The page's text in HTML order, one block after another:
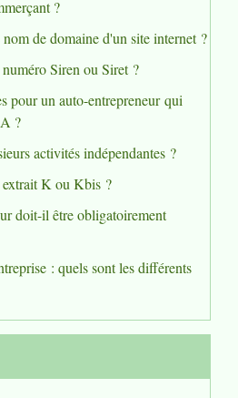
?
de domaine d'un site internet ?
Siren ou Siret ?
pour un auto-entrepreneur qui
?
activités indépendantes ?
K ou Kbis ?
doit-il être obligatoirement
: quels sont les différents